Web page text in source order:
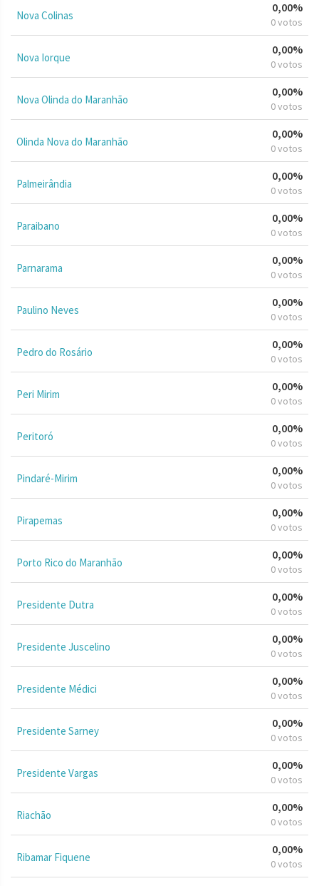
Nova Colinas
0,00%
0 votos
Nova Iorque
0,00%
0 votos
Nova Olinda do Maranhão
0,00%
0 votos
Olinda Nova do Maranhão
0,00%
0 votos
Palmeirândia
0,00%
0 votos
Paraibano
0,00%
0 votos
Parnarama
0,00%
0 votos
Paulino Neves
0,00%
0 votos
Pedro do Rosário
0,00%
0 votos
Peri Mirim
0,00%
0 votos
Peritoró
0,00%
0 votos
Pindaré-Mirim
0,00%
0 votos
Pirapemas
0,00%
0 votos
Porto Rico do Maranhão
0,00%
0 votos
Presidente Dutra
0,00%
0 votos
Presidente Juscelino
0,00%
0 votos
Presidente Médici
0,00%
0 votos
Presidente Sarney
0,00%
0 votos
Presidente Vargas
0,00%
0 votos
Riachão
0,00%
0 votos
Ribamar Fiquene
0,00%
0 votos